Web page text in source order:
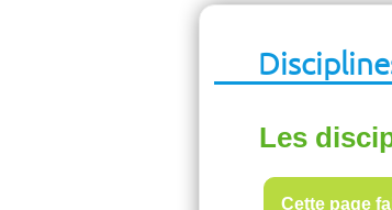
Les
Cette page